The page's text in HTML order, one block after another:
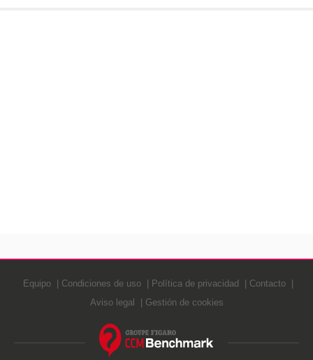
Equipo Condiciones de uso Política de privacidad
Contacto
Aviso legal
Gestión de cookies